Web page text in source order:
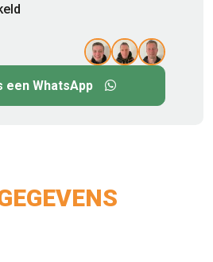
een WhatsApp